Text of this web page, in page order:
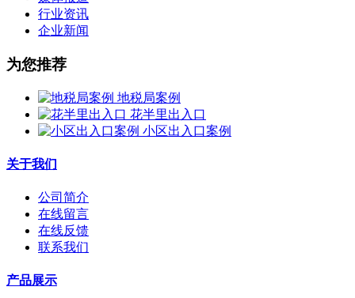
行业资讯
企业新闻
为您推荐
地税局案例
花半里出入口
小区出入口案例
关于我们
公司简介
在线留言
在线反馈
联系我们
产品展示